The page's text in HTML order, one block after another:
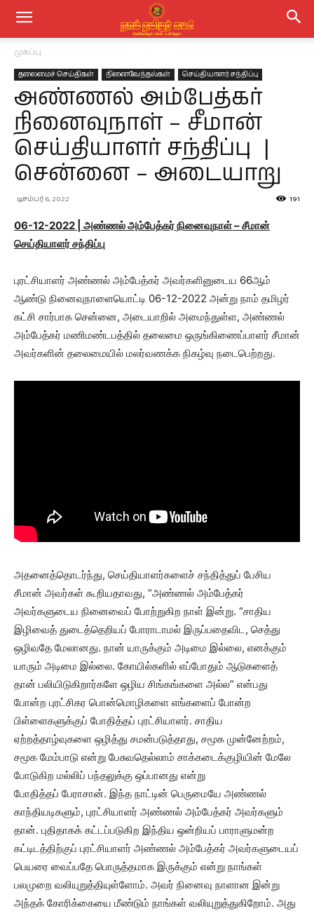
முகப்பு
தலைமைச் செய்திகள் நினைவேந்தல்கள் செய்தியாளர் சந்திப்பு
அண்ணல் அம்பேத்கர்
நினைவுநாள் – சீமான்
செய்தியாளர் சந்திப்பு |
சென்னை – அடையாறு
டிசம்பர் 6, 2022 191
06-12-2022 | அண்ணல் அம்பேத்கர் நினைவுநாள் – சீமான்
செய்தியாளர் சந்திப்பு
புரட்சியாளர் அண்ணல் அம்பேத்கர் அவர்களினுடைய 66ஆம்
ஆண்டு நினைவுநாளையொட்டி 06-12-2022 அன்று நாம் தமிழர்
கட்சி சார்பாக சென்னை, அடையாறில் அமைந்துள்ள, அண்ணல்
அம்பேத்கர் மணிமண்டபத்தில் தலைமை ஒருங்கிணைப்பாளர் சீமான்
அவர்களின் தலைமையில் மலர்வணக்க நிகழ்வு நடைபெற்றது.
அதனைத்தொடர்ந்து, செய்தியாளர்களைச் சந்தித்துப் பேசிய
சீமான் அவர்கள் கூறியதாவது, “அண்ணல் அம்பேத்கர்
அவர்களுடைய நினைவைப் போற்றுகிற நாள் இன்று. “சாதிய
இழிவைத் துடைத்தெறியப் போராடாமல் இருப்பதைவிட, செத்து
ஒழிவதே மேலானது. நான் யாருக்கும் அடிமை இல்லை, எனக்கும்
யாரும் அடிமை இல்லை. கோயில்களில் எப்போதும் ஆடுகளைத்
தான் பலியிடுகிறார்களே ஒழிய சிங்கங்களை அல்ல” என்பது
போன்ற புரட்சிகர பொன்மொழிகளை எங்களைப் போன்ற
பிள்ளைகளுக்குப் போதித்தப் புரட்சியாளர். சாதிய
ஏற்றத்தாழ்வுகளை ஒழித்து சமன்படுத்தாது, சமூக முன்னேற்றம்,
சமூக மேம்பாடு என்று பேசுவதெல்லாம் சாக்கடைக்குழியின் மேலே
போடுகிற மல்லிப் பந்தலுக்கு ஒப்பானது என்று
போதித்தப் பேராசான். இந்த நாட்டின் பெருமையே அண்ணல்
காந்தியடிகளும், புரட்சியாளர் அண்ணல் அம்பேத்கர் அவர்களும்
தான். புதிதாகக் கட்டப்படுகிற இந்திய ஒன்றியப் பாராளுமன்ற
கட்டிடத்திற்குப் புரட்சியாளர் அண்ணல் அம்பேத்கர் அவர்களுடையப்
பெயரை வைப்பதே பொருத்தமாக இருக்கும் என்று நாங்கள்
பலமுறை வலியுறுத்தியுள்ளோம். அவர் நினைவு நாளான இன்று
அந்தக் கோரிக்கையை மீண்டும் நாங்கள் வலியுறுத்துகிறோம். அது